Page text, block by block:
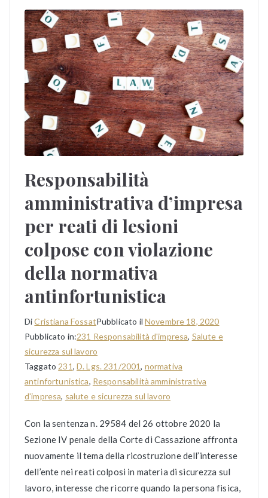
Responsabilità
amministrativa d’impresa
per reati di lesioni
colpose con violazione
della normativa
antinfortunistica
DiCristiana FossatPubblicato il Novembre 18, 2020
Pubblicato in:231 Responsabilità d'impresa, Salute e
sicurezza sul lavoro
Taggato 231, D. Lgs. 231/2001, normativa
antinfortunistica, Responsabilità amministrativa
d'impresa, salute e sicurezza sul lavoro
Con la sentenza n. 29584 del 26 ottobre 2020 la
Sezione IV penale della Corte di Cassazione affronta
nuovamente il tema della ricostruzione dell’interesse
dell’ente nei reati colposi in materia di sicurezza sul
lavoro, interesse che ricorre quando la persona fisica,